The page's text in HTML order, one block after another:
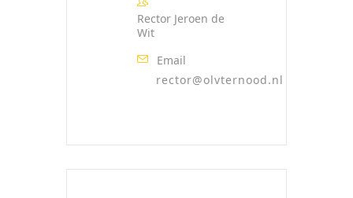
Rector Jeroen de
Wit
Email
rector@olvternood.nl